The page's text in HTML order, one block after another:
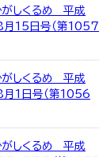
がしくるめ 平成
15日号（第1057
がしくるめ 平成
1日号（第1056
がしくるめ 平成